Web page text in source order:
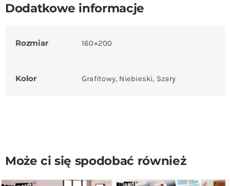
Dodatkowe informacje
Rozmiar 160×200
Kolor Grafitowy, Niebieski, Szary
Może ci się spodobać również